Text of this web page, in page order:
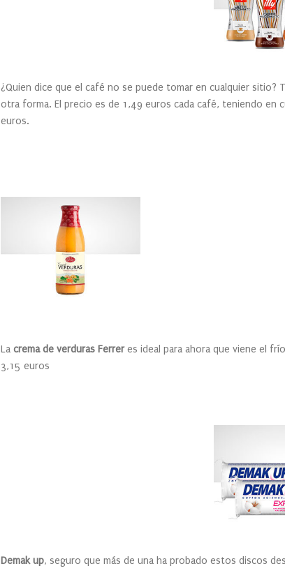
¿Quien dice que el café no se puede tomar en cualquier sitio?
otra forma. El precio es de 1,49 euros cada café, teniendo en
euros.
La crema de verduras Ferreres ideal para ahora que viene el
3,15 euros
Demak up, seguro que más de una ha probado estos discos